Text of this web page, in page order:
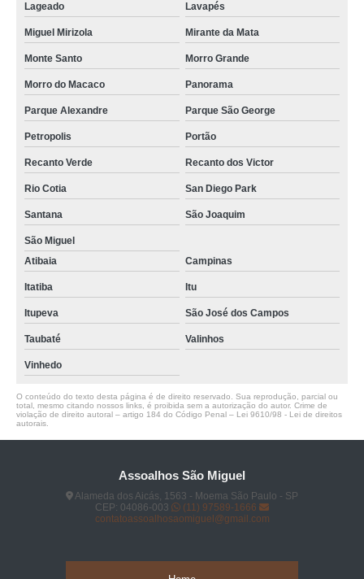
Lageado Lavapés
Miguel Mirizola Mirante da Mata
Monte Santo Morro Grande
Morro do Macaco Panorama
Parque Alexandre Parque São George
Petropolis Portão
Recanto Verde Recanto dos Victor
Rio Cotia San Diego Park
Santana São Joaquim
São Miguel
Atibaia
Campinas
Itatiba Itu
Itupeva São José dos Campos
Taubaté Valinhos
Vinhedo
O conteúdo do texto desta página é de direito reservado. Sua reprodução, parcial ou
total, mesmo citando nossos links, é proibida sem a autorização do autor. Crime de
violação de direito autoral – artigo 184 do Código Penal – Lei 9610/98 - Lei de direitos
autorais
Assoalhos São Miguel
Alameda dos Aicás, 1563 - Moema São Paulo - SP
CEP: 04086-003
(11) 97589-1666
contatoassoalhosaomiguel@gmail.com